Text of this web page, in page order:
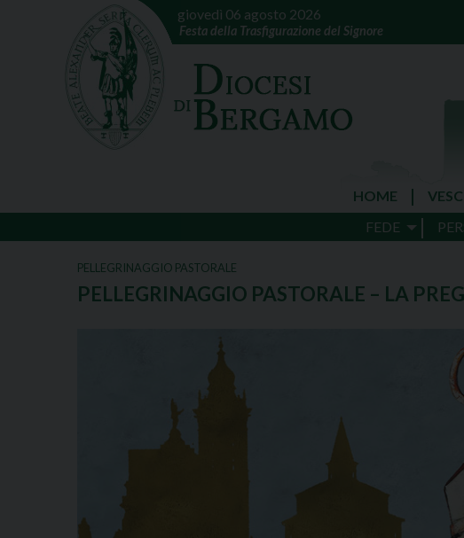
giovedì 06 agosto 2026
Festa della Trasfigurazione del Signore
HOME
FEDE
PELLEGRINAGGIO PASTORALE
PELLEGRINAGGIO PASTORALE – LA